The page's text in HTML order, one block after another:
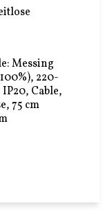
Messing
220-
IP20, Cable,
75 cm